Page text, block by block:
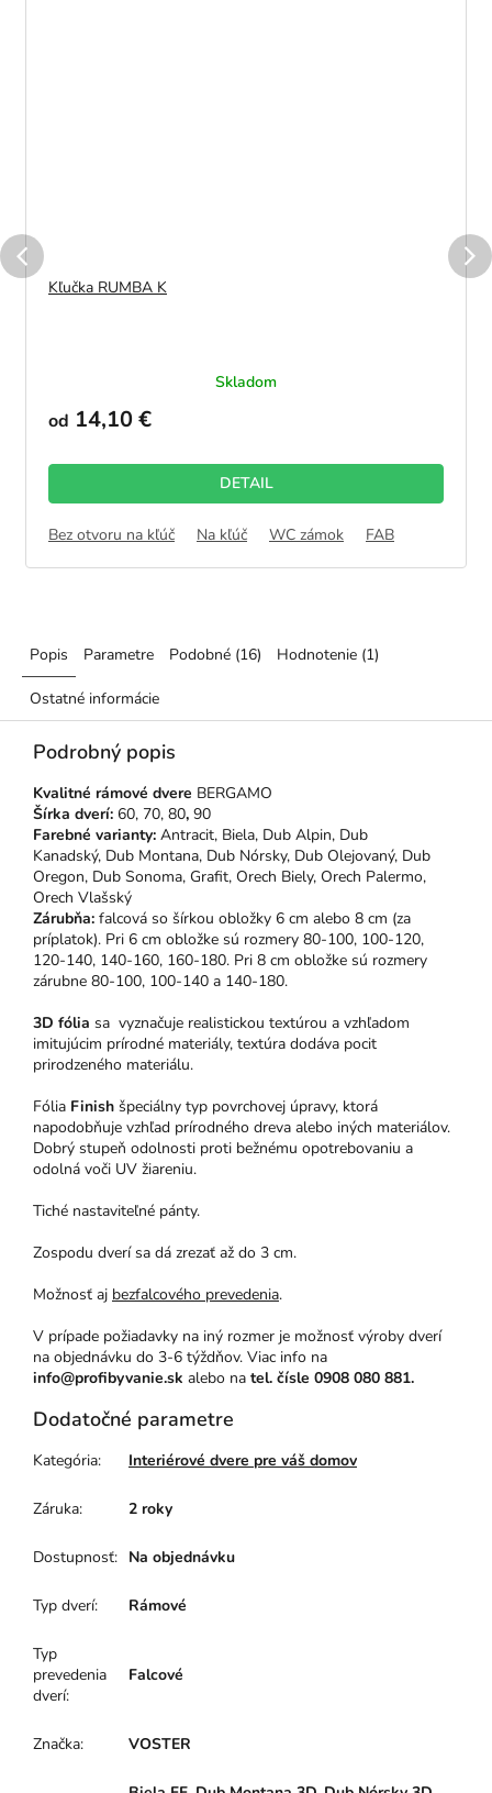
Kľučka RUMBA K
Skladom
od 14,10 €
DETAIL
Bez otvoru na kľúč Na kľúč WC zámok FAB
Popis Parametre Podobné (16) Hodnotenie (1)
Ostatné informácie
Podrobný popis
Kvalitné rámové dvere BERGAMO
Šírka dverí: 60, 70, 80, 90
Farebné varianty: Antracit, Biela, Dub Alpin, Dub
Kanadský, Dub Montana, Dub Nórsky, Dub Olejovaný, Dub
Oregon, Dub Sonoma, Grafit, Orech Biely, Orech Palermo,
Orech Vlašský
Zárubňa: falcová so šírkou obložky 6 cm alebo 8 cm (za
príplatok). Pri 6 cm obložke sú rozmery 80-100, 100-120,
120-140, 140-160, 160-180. Pri 8 cm obložke sú rozmery
zárubne 80-100, 100-140 a 140-180.
3D fólia sa vyznačuje realistickou textúrou a vzhľadom
imitujúcim prírodné materiály, textúra dodáva pocit
prirodzeného materiálu.
Fólia Finish špeciálny typ povrchovej úpravy, ktorá
napodobňuje vzhľad prírodného dreva alebo iných materiálov.
Dobrý stupeň odolnosti proti bežnému opotrebovaniu a
odolná voči UV žiareniu.
Tiché nastaviteľné pánty.
Zospodu dverí sa dá zrezať až do 3 cm.
Možnosť aj bezfalcového prevedenia.
V prípade požiadavky na iný rozmer je možnosť výroby dverí
na objednávku do 3-6 týždňov. Viac info na
info@profibyvanie.sk alebo na tel. čísle 0908 080 881.
Dodatočné parametre
Kategória: Interiérové dvere pre váš domov
Záruka: 2 roky
Dostupnosť: Na objednávku
Typ dverí: Rámové
Typ
prevedenia
dverí:
Falcové
Značka: VOSTER